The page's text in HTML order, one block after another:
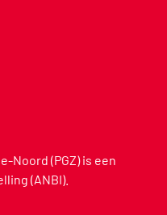
Noord (PGZ) is een
(ANBI).